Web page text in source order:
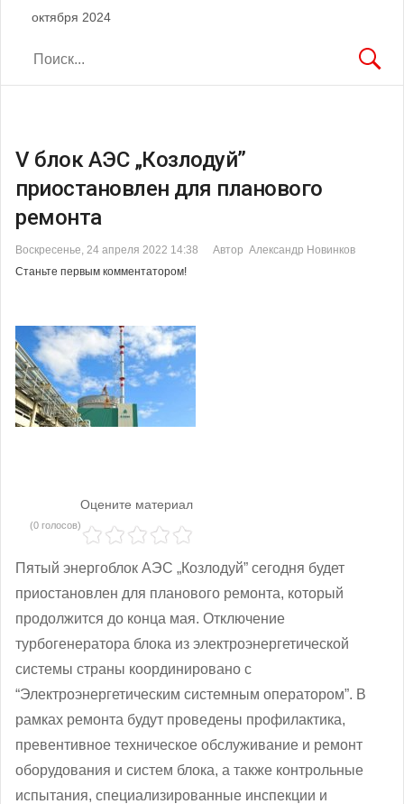
октября 2024
V блок АЭС „Козлодуй”
приостановлен для планового
ремонта
Воскресенье, 24 апреля 2022 14:38
Автор Александр Новинков
Станьте первым комментатором!
Оцените материал
(0 голосов)
Пятый энергоблок АЭС „Козлодуй” сегодня будет
приостановлен для планового ремонта, который
продолжится до конца мая. Отключение
турбогенератора блока из электроэнергетической
системы страны координировано с
“Электроэнергетическим системным оператором”. В
рамках ремонта будут проведены профилактика,
превентивное техническое обслуживание и ремонт
оборудования и систем блока, а также контрольные
испытания, специализированные инспекции и